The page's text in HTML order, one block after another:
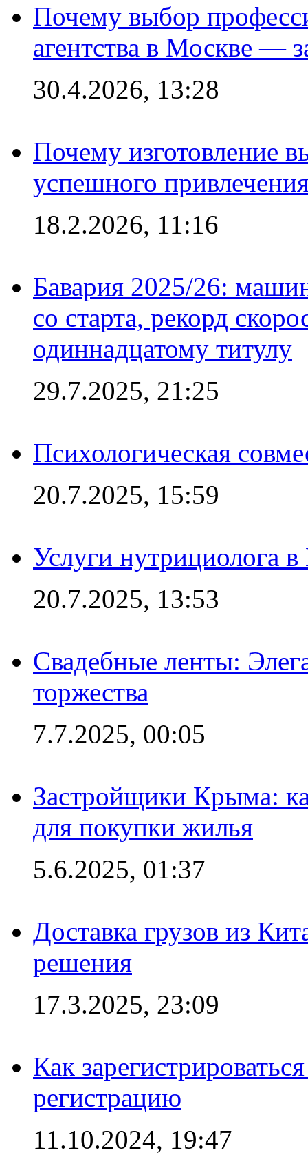
Почему выбор
агентства в Москве —
30.4.2026, 13:28
Почему изготовление
успешного
18.2.2026, 11:16
Бавария 2025/26:
со старта, рекорд
одиннадцатому титулу
29.7.2025, 21:25
Психологическая
20.7.2025, 15:59
Услуги нутрициолога
20.7.2025, 13:53
Свадебные ленты:
торжества
7.7.2025, 00:05
Застройщики Крыма:
для покупки жилья
5.6.2025, 01:37
Доставка грузов из
решения
17.3.2025, 23:09
Как
регистрацию
11.10.2024, 19:47